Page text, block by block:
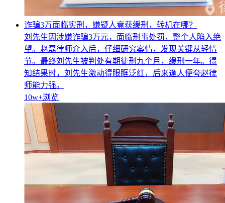
诈骗3万面临实刑，嫌疑人竟获缓刑，转机在哪？
刘先生因涉嫌诈骗3万元，面临刑事处罚，整个人陷入绝
望。赵磊律师介入后，仔细研究案情，发现关键从轻情
节。最终刘先生被判处有期徒刑九个月，缓刑一年。得
知结果时，刘先生激动得眼眶泛红，后来逢人便夸赵律
师能力强。
10w+浏览